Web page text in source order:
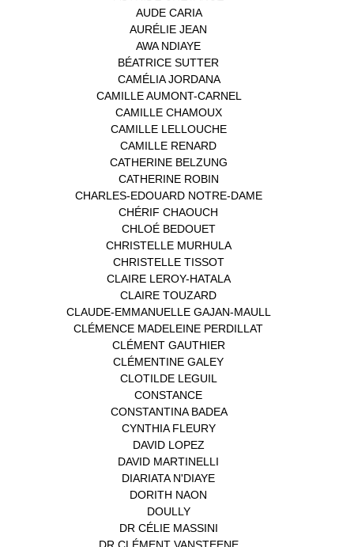
AUDE CARIA(1)
AURÉLIE JEAN
AWA NDIAYE
BÉATRICE SUTTER
CAMÉLIA JORDANA(1)
CAMILLE AUMONT-CARNEL
CAMILLE CHAMOUX(1)
CAMILLE LELLOUCHE(1)
CAMILLE RENARD
CATHERINE BELZUNG
CATHERINE ROBIN
CHARLES-EDOUARD NOTRE-DAME(1)
CHÉRIF CHAOUCH
CHLOÉ BEDOUET(1)
CHRISTELLE MURHULA(1)
CHRISTELLE TISSOT(2)
CLAIRE LEROY-HATALA(1)
CLAIRE TOUZARD
CLAUDE-EMMANUELLE GAJAN-MAULL
CLÉMENCE MADELEINE PERDILLAT
CLÉMENT GAUTHIER
CLÉMENTINE GALEY
CLOTILDE LEGUIL
CONSTANCE
CONSTANTINA BADEA(1)
CYNTHIA FLEURY(2)
DAVID LOPEZ
DAVID MARTINELLI
DIARIATA N'DIAYE
DORITH NAON
DOULLY(1)
DR CÉLIE MASSINI